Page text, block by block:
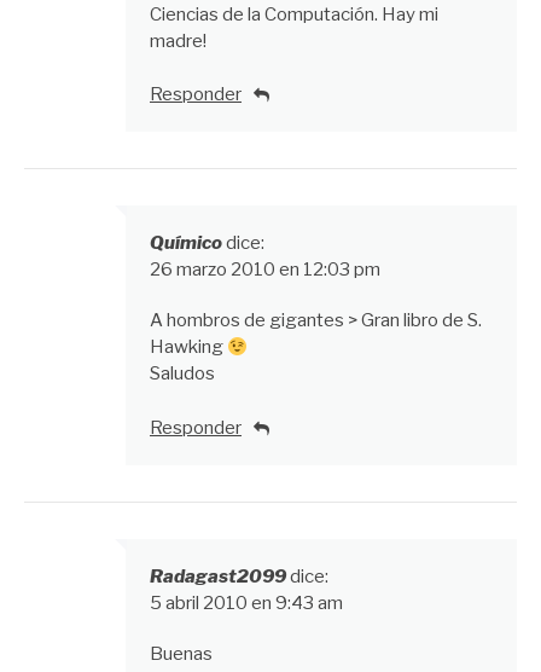
Ciencias de la Computación. Hay mi
madre!
Responder
Químicodice:
26 marzo 2010 en 12:03 pm
A hombros de gigantes > Gran libro de S.
Hawking
Saludos
Responder
Radagast2099dice:
5 abril 2010 en 9:43 am
Buenas